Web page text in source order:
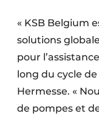
« KSB Belgium
solutions
pour
long du cycle
Hermesse. «
de pompes et